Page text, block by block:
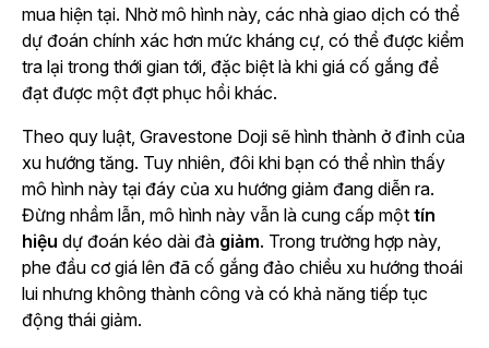
mua hiện tại. Nhờ mô hình này, các nhà giao dịch có thể
dự đoán chính xác hơn mức kháng cự, có thể được kiểm
tra lại trong thới gian tới, đặc biệt là khi giá cố gắng để
đạt được một đợt phục hồi khác.
Theo quy luật, Gravestone Doji sẽ hình thành ở đỉnh của
xu hướng tăng. Tuy nhiên, đôi khi bạn có thể nhìn thấy
mô hình này tại đáy của xu hướng giảm đang diễn ra.
Đừng nhầm lẫn, mô hình này vẫn là cung cấp một tín
hiệu dự đoán kéo dài đà giảm. Trong trường hợp này,
phe đầu cơ giá lên đã cố gắng đảo chiều xu hướng thoái
lui nhưng không thành công và có khả năng tiếp tục
động thái giảm.